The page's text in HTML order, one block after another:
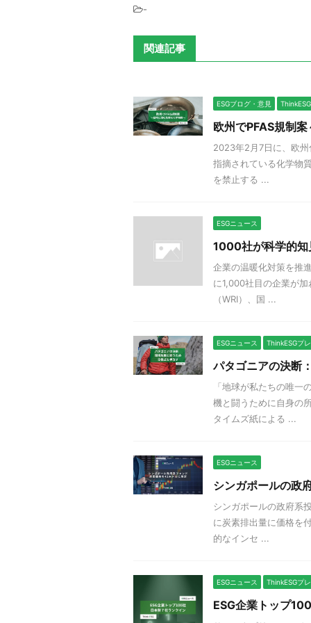
-
関連記事
ESGブログ・意見
欧州でPFAS規制
2023年2月7日に、欧
指摘されている化学物
を禁止する ...
ESGニュース
1000社が科学的知
企業の温暖化対策を推
に1,000社目の企業が
（WRI）、国 ...
ESGニュース ThinkESGプ
パタゴニアの決断
「地球が私たちの唯一
機と闘うために自身の
タイムズ紙による ...
ESGニュース
シンガポールの政
シンガポールの政府系
に炭素排出量に価格を
的なインセ ...
ESGニュース ThinkESGプ
ESG企業トップ